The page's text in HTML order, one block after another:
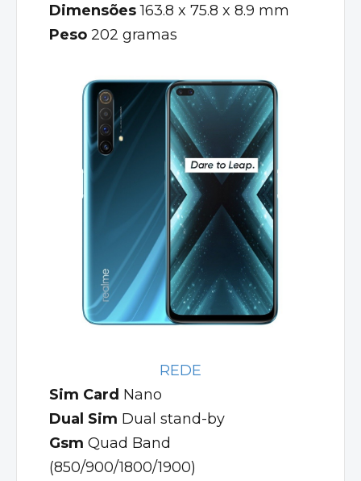
Dimensões163.8 x 75.8 x 8.9 mm
Peso 202 gramas
REDE
Sim Card Nano
Dual Sim Dual stand-by
Gsm Quad Band
(850/900/1800/1900)